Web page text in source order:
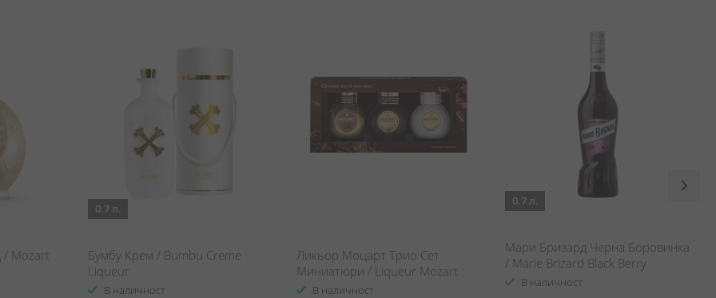
Mozart
0.7 л.
Бумбу Крем / Bumbu Creme
Liqueur
В наличност
Ликьор Моцарт Трио Сет
Миниатюри / Liqueur Mozart
Trio Set Mini
В наличност
0.7 л.
Мари Бризард Черна Боровинка
/ Marie Brizard Black Berry
В наличност